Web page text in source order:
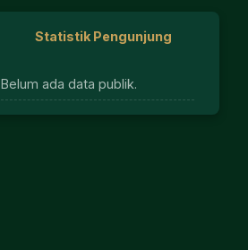
Statistik Pengunjung
Belum ada data publik.